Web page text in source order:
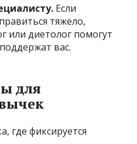
Если
тяжело,
или диетолог помогут
вас.
для
где фиксируется